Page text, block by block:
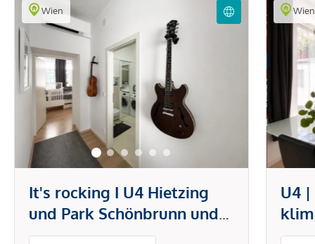
Wien
It's rocking I U4 Hietzing
und Park Schönbrunn und
Technisches Museum I
Wien
U4